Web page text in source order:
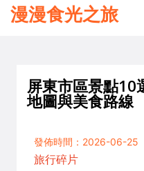
漫漫食光之旅
屏東市區景點10
地圖與美食路線
發佈時間：2026-06-25
旅行碎片